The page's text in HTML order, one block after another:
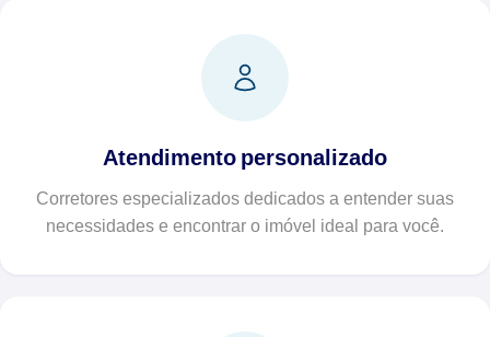
Atendimento personalizado
Corretores especializados dedicados a entender suas
necessidades e encontrar o imóvel ideal para você.